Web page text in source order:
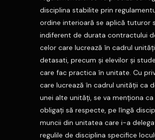
disciplina stabilite prin
ordine interioară se aplică tuturor
indiferent de durata contractului
celor care lucrează în cadrul
detasati, precum şi elevilor şi
care fac practica în unitate. Cu
care lucrează în cadrul unităţii ca
unei alte unităţi, se va menţiona
obligaţi să respecte, pe lîngă
muncii din unitatea care i-a
regulile de disciplina specifice